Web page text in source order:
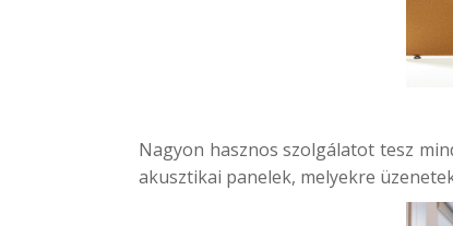
Nagyon hasznos szolgálatot tesz
akusztikai panelek, melyekre